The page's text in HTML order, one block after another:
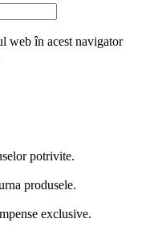
web în acest navigator
potrivite.
produsele.
exclusive.